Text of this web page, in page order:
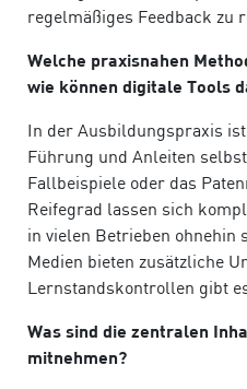
regelmäßiges Feedback zu
Welche praxisnahen
wie können digitale Tools
In der Ausbildungspraxis
Führung und Anleiten
Fallbeispiele oder das
Reifegrad lassen sich
in vielen Betrieben
Medien bieten zusätzliche
Lernstandskontrollen gibt
Was sind die zentralen
mitnehmen?